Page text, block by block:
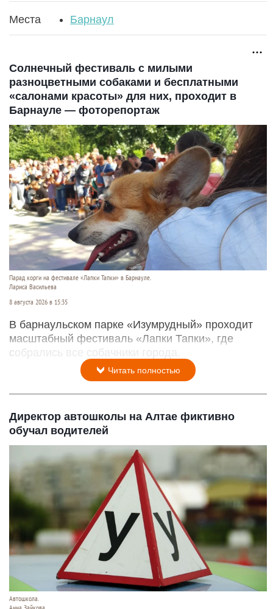
Места Барнаул
Солнечный фестиваль с милыми
разноцветными собаками и бесплатными
«салонами красоты» для них, проходит в
Барнауле — фоторепортаж
Парад корги на фестивале «Лапки Тапки» в Барнауле.
Лариса Васильева
8 августа 2026 в 15:35
В барнаульском парке «Изумрудный» проходит
масштабный фестиваль «Лапки Тапки», где
собрались все собачники города.
Читать полностью
Директор автошколы на Алтае фиктивно
обучал водителей
Автошкола.